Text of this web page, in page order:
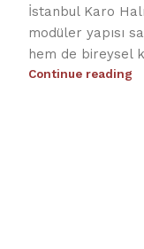
İstanbul Karo
modüler yapısı
hem de bireysel
Continue reading